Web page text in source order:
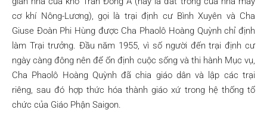
cơ khí Nông-Lương), gọi là trại định cư Bình Xuyên và Cha
Giuse Đoàn Phi Hùng được Cha Phaolô Hoàng Quỳnh chỉ định
làm Trại trưởng. Đầu năm 1955, vì số người đến trại định cư
ngày càng đông nên để ổn định cuộc sống và thi hành Mục vụ,
Cha Phaolô Hoàng Quỳnh đã chia giáo dân và lập các trại
riêng, sau đó hợp thức hóa thành giáo xứ trong hệ thống tổ
chức của Giáo Phận Saigon.